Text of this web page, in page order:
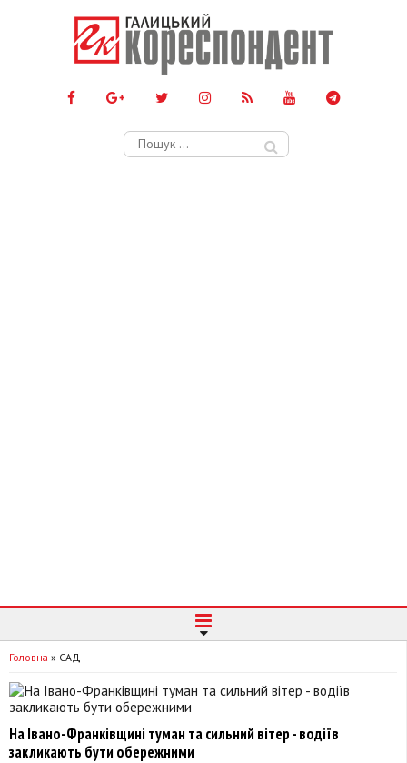
Пошук:
Головна » САД
На Івано-Франківщині туман та сильний вітер - водіїв
закликають бути обережними